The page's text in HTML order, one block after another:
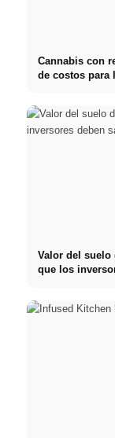
Cannabis con
de costos para
Valor del suelo
que los